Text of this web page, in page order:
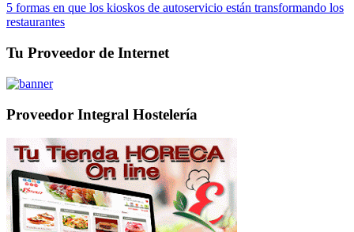
5 formas en que los kioskos de autoservicio están transformando los
restaurantes
Tu Proveedor de Internet
Proveedor Integral Hostelería